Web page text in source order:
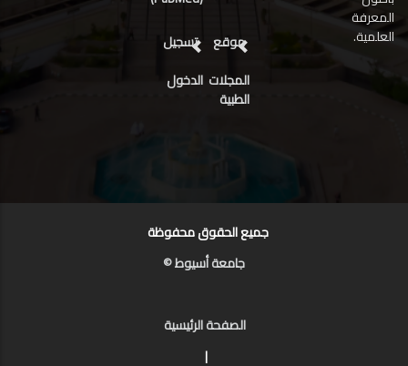
المعرفة
العلمية.
موقع
المجلات
الطبية
تسجيل
الدخول
جميع الحقوق محفوظة
جامعة أسيوط ©
الصفحة الرئيسية
|